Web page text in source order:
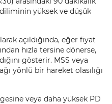
yüksek ve düşük
açıldığında, eğer fiyat
hızla tersine dönerse,
gösterir. MSS veya
yönlü bir hareket olasılığı
veya daha yüksek PD